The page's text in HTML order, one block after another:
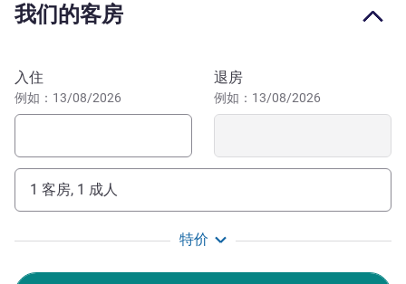
筑，比如附近的埃克塞尔西啤酒馆。
的城市，融合了独特的遗产、充满活力的文化景观、美食乐
趣等！
各种精彩的私人和商务活动的理想场所，我们的团队将随时
为您效劳！
Sébastien ZACHWYC 酒店管理
我们的客房
预订此酒店
入住
例如：13/08/2026
退房
例如：13/08/2026
1 客房, 1 成人
特价